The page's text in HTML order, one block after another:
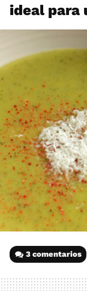
ideal para
3 comentarios